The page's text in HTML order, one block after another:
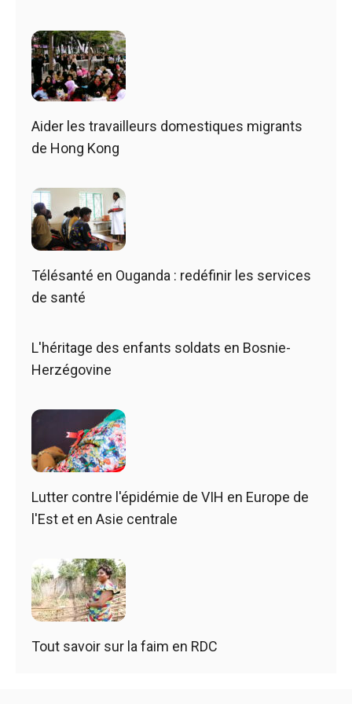
Aider les travailleurs domestiques migrants
de Hong Kong
Télésanté en Ouganda : redéfinir les services
de santé
L'héritage des enfants soldats en Bosnie-
Herzégovine
Lutter contre l'épidémie de VIH en Europe de
l'Est et en Asie centrale
Tout savoir sur la faim en RDC